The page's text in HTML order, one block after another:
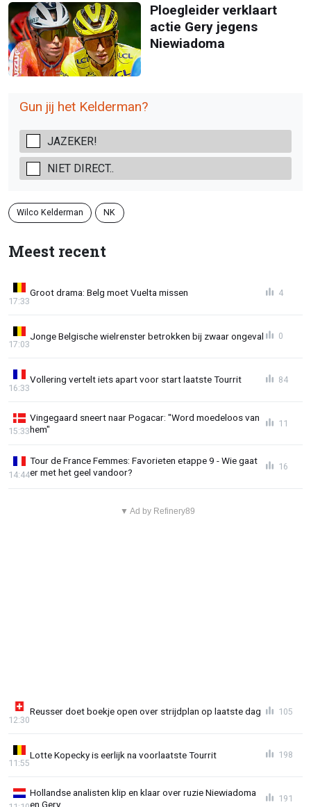
Ploegleider verklaart
actie Gery jegens
Niewiadoma
Gun jij het Kelderman?
JAZEKER!
NIET DIRECT..
Wilco Kelderman NK
Meest recent
Groot drama: Belg moet Vuelta missen
17:33
4
Jonge Belgische wielrenster betrokken bij zwaar ongeval
17:03
0
Vollering vertelt iets apart voor start laatste Tourrit
16:33
84
Vingegaard sneert naar Pogacar: "Word moedeloos van
hem"
15:33
11
Tour de France Femmes: Favorieten etappe 9 - Wie gaat
er met het geel vandoor?
14:44
16
▼ Ad by Refinery89
Reusser doet boekje open over strijdplan op laatste dag
12:30
105
Lotte Kopecky is eerlijk na voorlaatste Tourrit
11:55
198
Hollandse analisten klip en klaar over ruzie Niewiadoma
en Gery
191